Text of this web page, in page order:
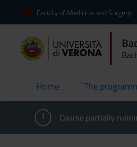
Faculty of Medicine and Surgery
Home
current The
Course partially